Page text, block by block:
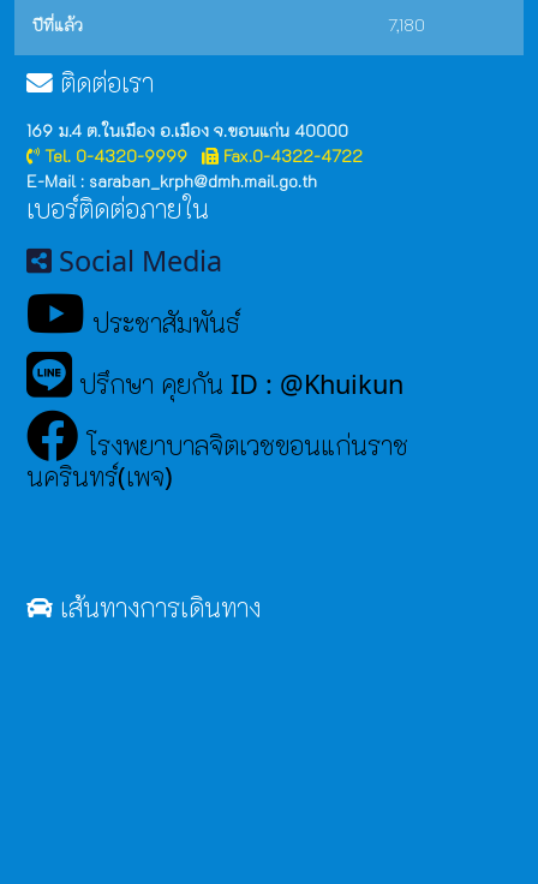
ปีที่แล้ว
7,180
ติดต่อเรา
169 ม.4 ต.ในเมือง อ.เมือง จ.ขอนแก่น 40000
Tel. 0-4320-9999
Fax.0-4322-4722
E-Mail : saraban_krph@dmh.mail.go.th
เบอร์ติดต่อภายใน
Social Media
ประชาสัมพันธ์
ปรึกษา คุยกัน ID : @Khuikun
โรงพยาบาลจิตเวชขอนแก่นราช
นครินทร์(เพจ)
เส้นทางการเดินทาง